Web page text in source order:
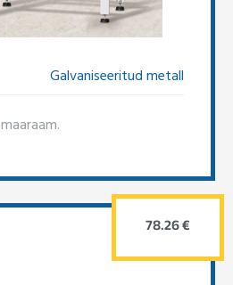
Galvaniseeritud metall
78.26 €